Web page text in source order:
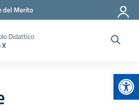
del Merito
Didattico
X